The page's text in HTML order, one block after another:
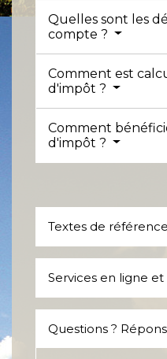
Quelles sont les
compte ?
Comment est
d'impôt ?
Comment
d'impôt ?
Textes de référence
Services en ligne
Questions ?